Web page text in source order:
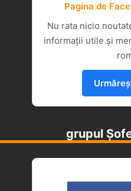
Pagina de
Nu rata nicio
informații utile și
grupul